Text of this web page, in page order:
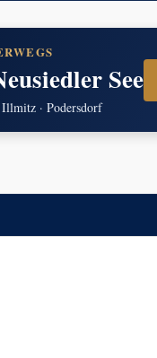
See
Illmitz · Podersdorf